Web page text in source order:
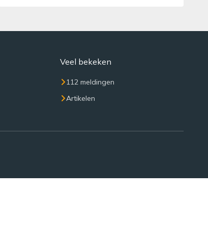
Veel bekeken
112 meldingen
Artikelen